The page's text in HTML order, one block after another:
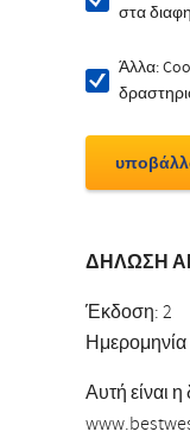
στα
Άλλα:
ΔΗΛΩΣΗ
Έκδοση: 2
Αυτή είναι